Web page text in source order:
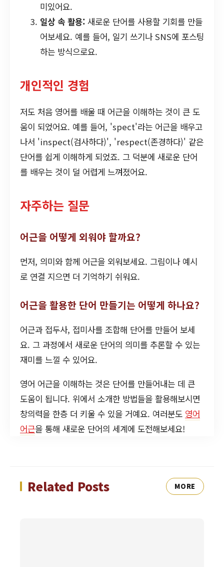
미있어요.
일상 속 활용: 새로운 단어를 사용할 기회를 만들
어보세요. 예를 들어, 일기 쓰기나 SNS에 포스팅
하는 방식으로요.
개인적인 경험
저도 처음 영어를 배울 때 어근을 이해하는 것이 큰 도
움이 되었어요. 예를 들어, 'spect'라는 어근을 배우고
나서 'inspect(검사하다)', 'respect(존경하다)' 같은
단어를 쉽게 이해하게 되었죠. 그 덕분에 새로운 단어
를 배우는 것이 덜 어렵게 느껴졌어요.
자주하는 질문
어근을 어떻게 외워야 할까요?
먼저, 의미와 함께 어근을 외워보세요. 그림이나 예시
로 연결 지으면 더 기억하기 쉬워요.
어근을 활용한 단어 만들기는 어떻게 하나요?
어근과 접두사, 접미사를 조합해 단어를 만들어 보세
요. 그 과정에서 새로운 단어의 의미를 추론할 수 있는
재미를 느낄 수 있어요.
영어 어근을 이해하는 것은 단어를 만들어내는 데 큰
도움이 됩니다. 위에서 소개한 방법들을 활용해보시면
창의력을 한층 더 키울 수 있을 거예요. 여러분도 영어
어근을 통해 새로운 단어의 세계에 도전해보세요!
Related Posts MORE